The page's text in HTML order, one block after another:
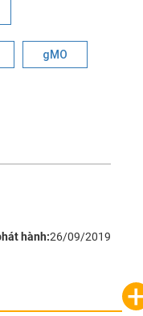
gMO
hành:26/09/2019